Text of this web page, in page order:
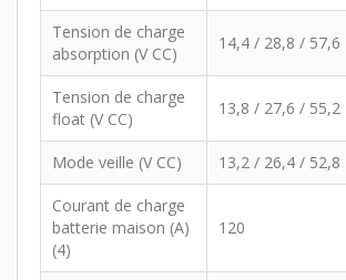
Tension de charge
absorption (V CC)
14,4 / 28,8 / 57,6
Tension de charge
float (V CC)
13,8 / 27,6 / 55,2
Mode veille (V CC) 13,2 / 26,4 / 52,8
Courant de charge
batterie maison (A)
(4)
120